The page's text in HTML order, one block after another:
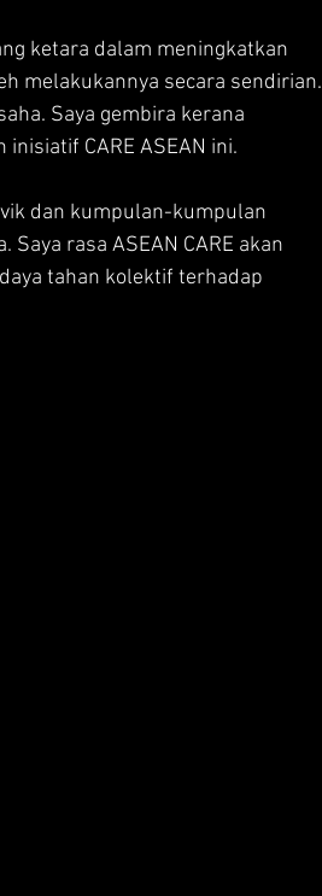
ketara dalam meningkatkan
melakukannya secara sendirian.
Saya gembira kerana
CARE ASEAN ini.
dan kumpulan-kumpulan
rasa ASEAN CARE akan
tahan kolektif terhadap